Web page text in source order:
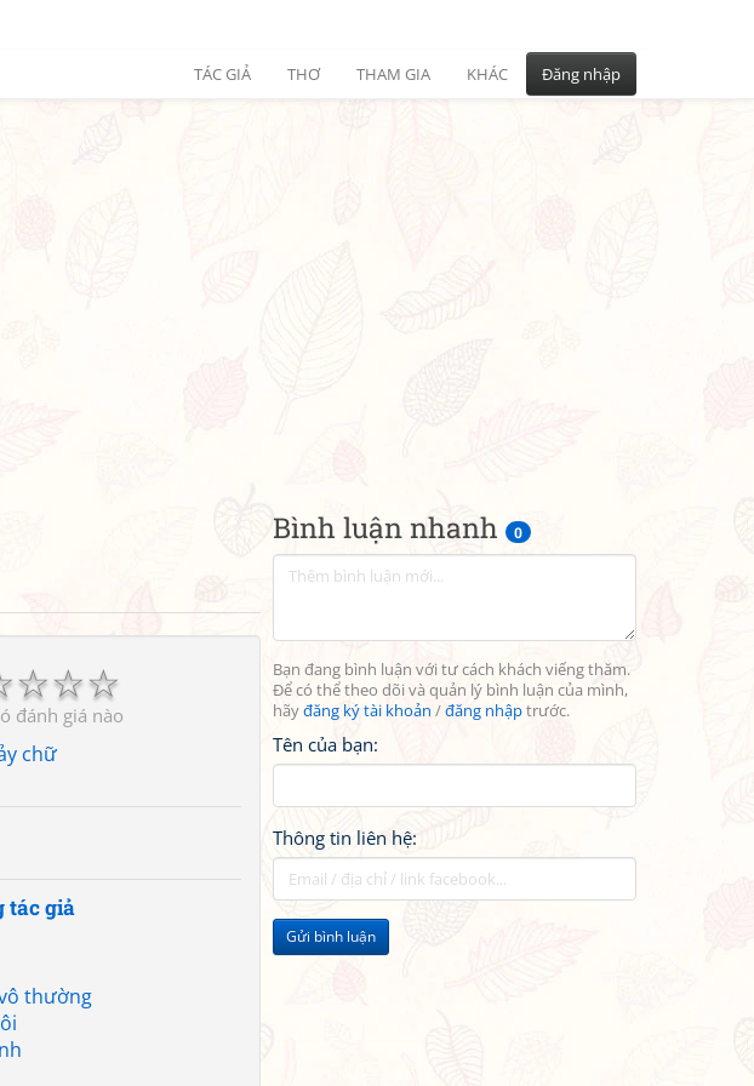
TÁC GIẢ THƠ THAM GIA KHÁC Đăng nhập
Bình luận nhanh 0
Bạn đang bình luận với tư cách khách viếng thăm.
Để có thể theo dõi và quản lý bình luận của mình,
hãyđăng ký tài khoản /đăng nhậptrước.
Tên của bạn:
Thông tin liên hệ:
Gửi bình luận
☆
☆
☆
đánh giá nào
chữ
tác giả
thường